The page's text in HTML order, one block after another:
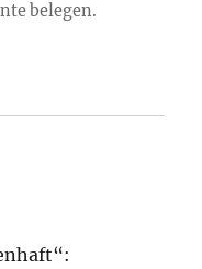
belegen.